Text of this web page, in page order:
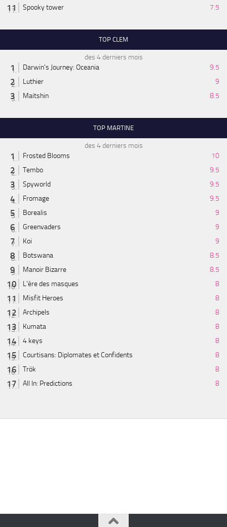
Spooky tower
7.5
TOP CLEM
des 4 derniers mois
Darwin's Journey: Oceania
9.5
Luthier
9
Maitshin
8.5
TOP MARTINE
des 4 derniers mois
Frosted Blooms
10
Tembo
9.5
Spyworld
9.5
Fromage
9.5
Borealis
9
Greenvaders
9
Koi
9
Botswana
8.5
Manoir Bizarre
8.5
L'ère des masques
8
Misfit Heroes
8
Archipels
8
Kumata
8
4 keys
8
Courtisans: Diplomates et Confidents
8
Trök
8
All In: Predictions
8